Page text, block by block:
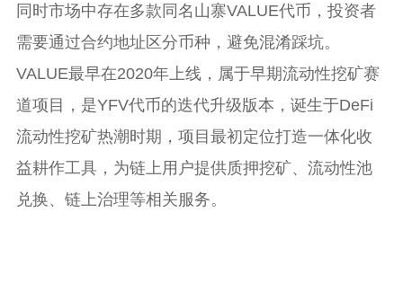
同时市场中存在多款同名山寨VALUE代币，投资者
需要通过合约地址区分币种，避免混淆踩坑。
VALUE最早在2020年上线，属于早期流动性挖矿赛
道项目，是YFV代币的迭代升级版本，诞生于DeFi
流动性挖矿热潮时期，项目最初定位打造一体化收
益耕作工具，为链上用户提供质押挖矿、流动性池
兑换、链上治理等相关服务。